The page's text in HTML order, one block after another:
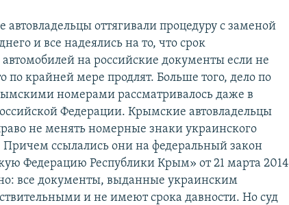
оттягивали процедуру с заменой
и все надеялись на то, что срок
на российские документы если не
по крайней мере продлят. Больше того, дело по
номерами рассматривалось даже в
Федерации. Крымские автовладельцы
не менять номерные знаки украинского
Причем ссылались они на федеральный закон
Федерацию Республики Крым» от 21 марта 2014
все документы, выданные украинским
и не имеют срока давности. Но суд